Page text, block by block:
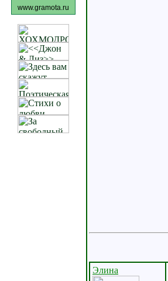
www.gramota.ru
Элина